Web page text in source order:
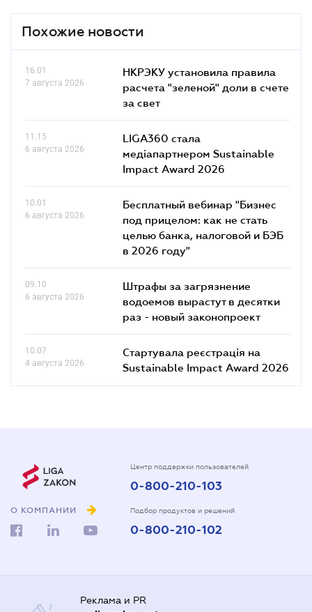
Похожие новости
16.01
7 августа 2026
НКРЭКУ установила правила
расчета "зеленой" доли в счете
за свет
11.15
6 августа 2026
LIGA360 стала
медіапартнером Sustainable
Impact Award 2026
10.01
6 августа 2026
Бесплатный вебинар "Бизнес
под прицелом: как не стать
целью банка, налоговой и БЭБ
в 2026 году"
09.10
6 августа 2026
Штрафы за загрязнение
водоемов вырастут в десятки
раз - новый законопроект
10.07
4 августа 2026
Стартувала реєстрація на
Sustainable Impact Award 2026
О КОМПАНИИ
Центр поддержки пользователей
0-800-210-103
Подбор продуктов и решений
0-800-210-102
Реклама и PR